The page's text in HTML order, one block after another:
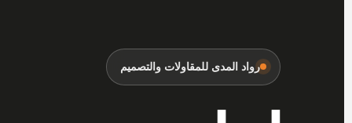
الأثاث والمفروشات